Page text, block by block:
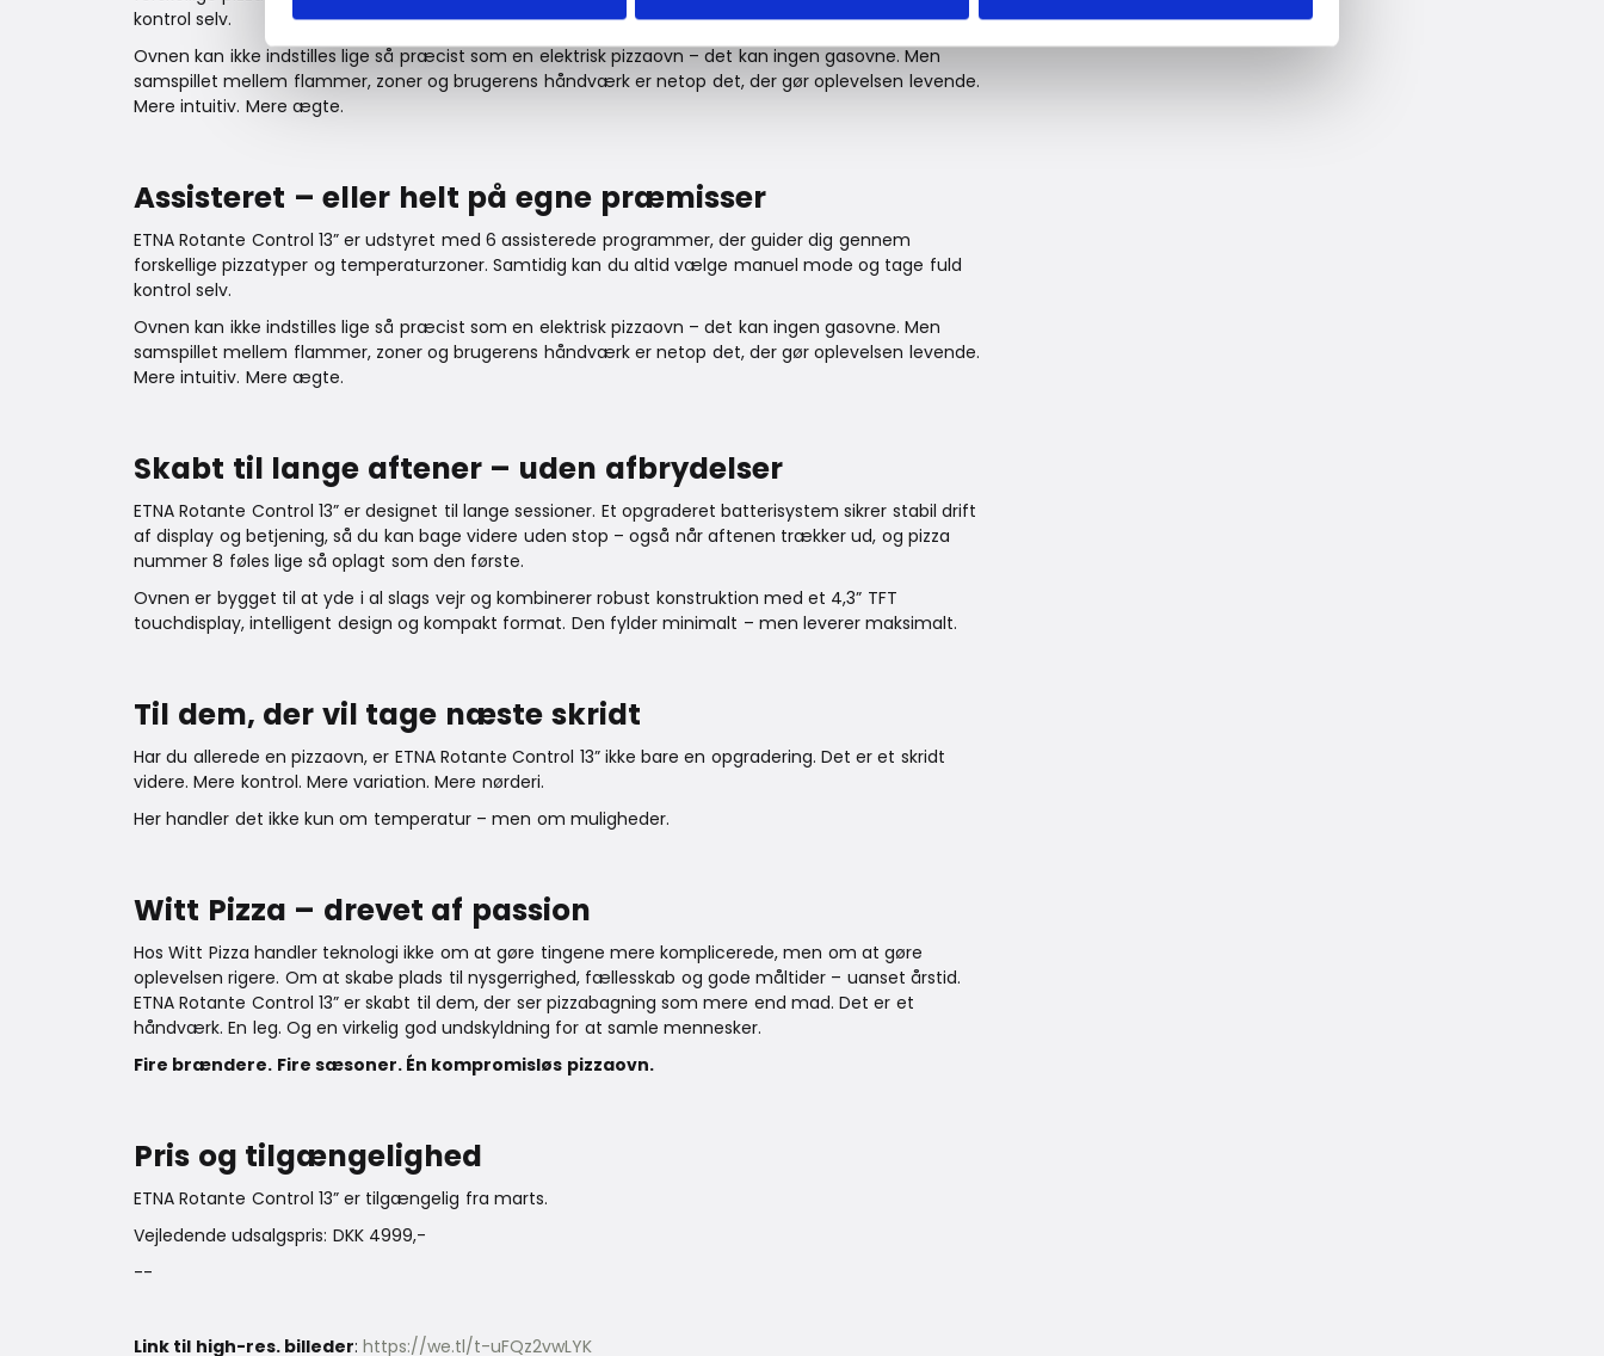
kontrol selv.
Ovnen kan ikke indstilles lige så præcist som en elektrisk pizzaovn – det kan ingen gasovne. Men
samspillet mellem flammer, zoner og brugerens håndværk er netop det, der gør oplevelsen levende.
Mere intuitiv. Mere ægte.
Assisteret – eller helt på egne præmisser
ETNA Rotante Control 13” er udstyret med 6 assisterede programmer, der guider dig gennem
forskellige pizzatyper og temperaturzoner. Samtidig kan du altid vælge manuel mode og tage fuld
kontrol selv.
Ovnen kan ikke indstilles lige så præcist som en elektrisk pizzaovn – det kan ingen gasovne. Men
samspillet mellem flammer, zoner og brugerens håndværk er netop det, der gør oplevelsen levende.
Mere intuitiv. Mere ægte.
Skabt til lange aftener – uden afbrydelser
ETNA Rotante Control 13” er designet til lange sessioner. Et opgraderet batterisystem sikrer stabil drift
af display og betjening, så du kan bage videre uden stop – også når aftenen trækker ud, og pizza
nummer 8 føles lige så oplagt som den første.
Ovnen er bygget til at yde i al slags vejr og kombinerer robust konstruktion med et 4,3” TFT
touchdisplay, intelligent design og kompakt format. Den fylder minimalt – men leverer maksimalt.
Til dem, der vil tage næste skridt
Har du allerede en pizzaovn, er ETNA Rotante Control 13” ikke bare en opgradering. Det er et skridt
videre. Mere kontrol. Mere variation. Mere nørderi.
Her handler det ikke kun om temperatur – men om muligheder.
Witt Pizza – drevet af passion
Hos Witt Pizza handler teknologi ikke om at gøre tingene mere komplicerede, men om at gøre
oplevelsen rigere. Om at skabe plads til nysgerrighed, fællesskab og gode måltider – uanset årstid.
ETNA Rotante Control 13” er skabt til dem, der ser pizzabagning som mere end mad. Det er et
håndværk. En leg. Og en virkelig god undskyldning for at samle mennesker.
Fire brændere. Fire sæsoner. Én kompromisløs pizzaovn.
Pris og tilgængelighed
ETNA Rotante Control 13” er tilgængelig fra marts.
Vejledende udsalgspris: DKK 4999,-
--
Link til high-res. billeder:https://we.tl/t-uFQz2vwLYK